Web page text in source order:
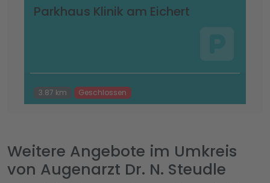
Parkhaus Klinik am Eichert
3.87 km Geschlossen
Weitere Angebote im Umkreis
von Augenarzt Dr. N. Steudle